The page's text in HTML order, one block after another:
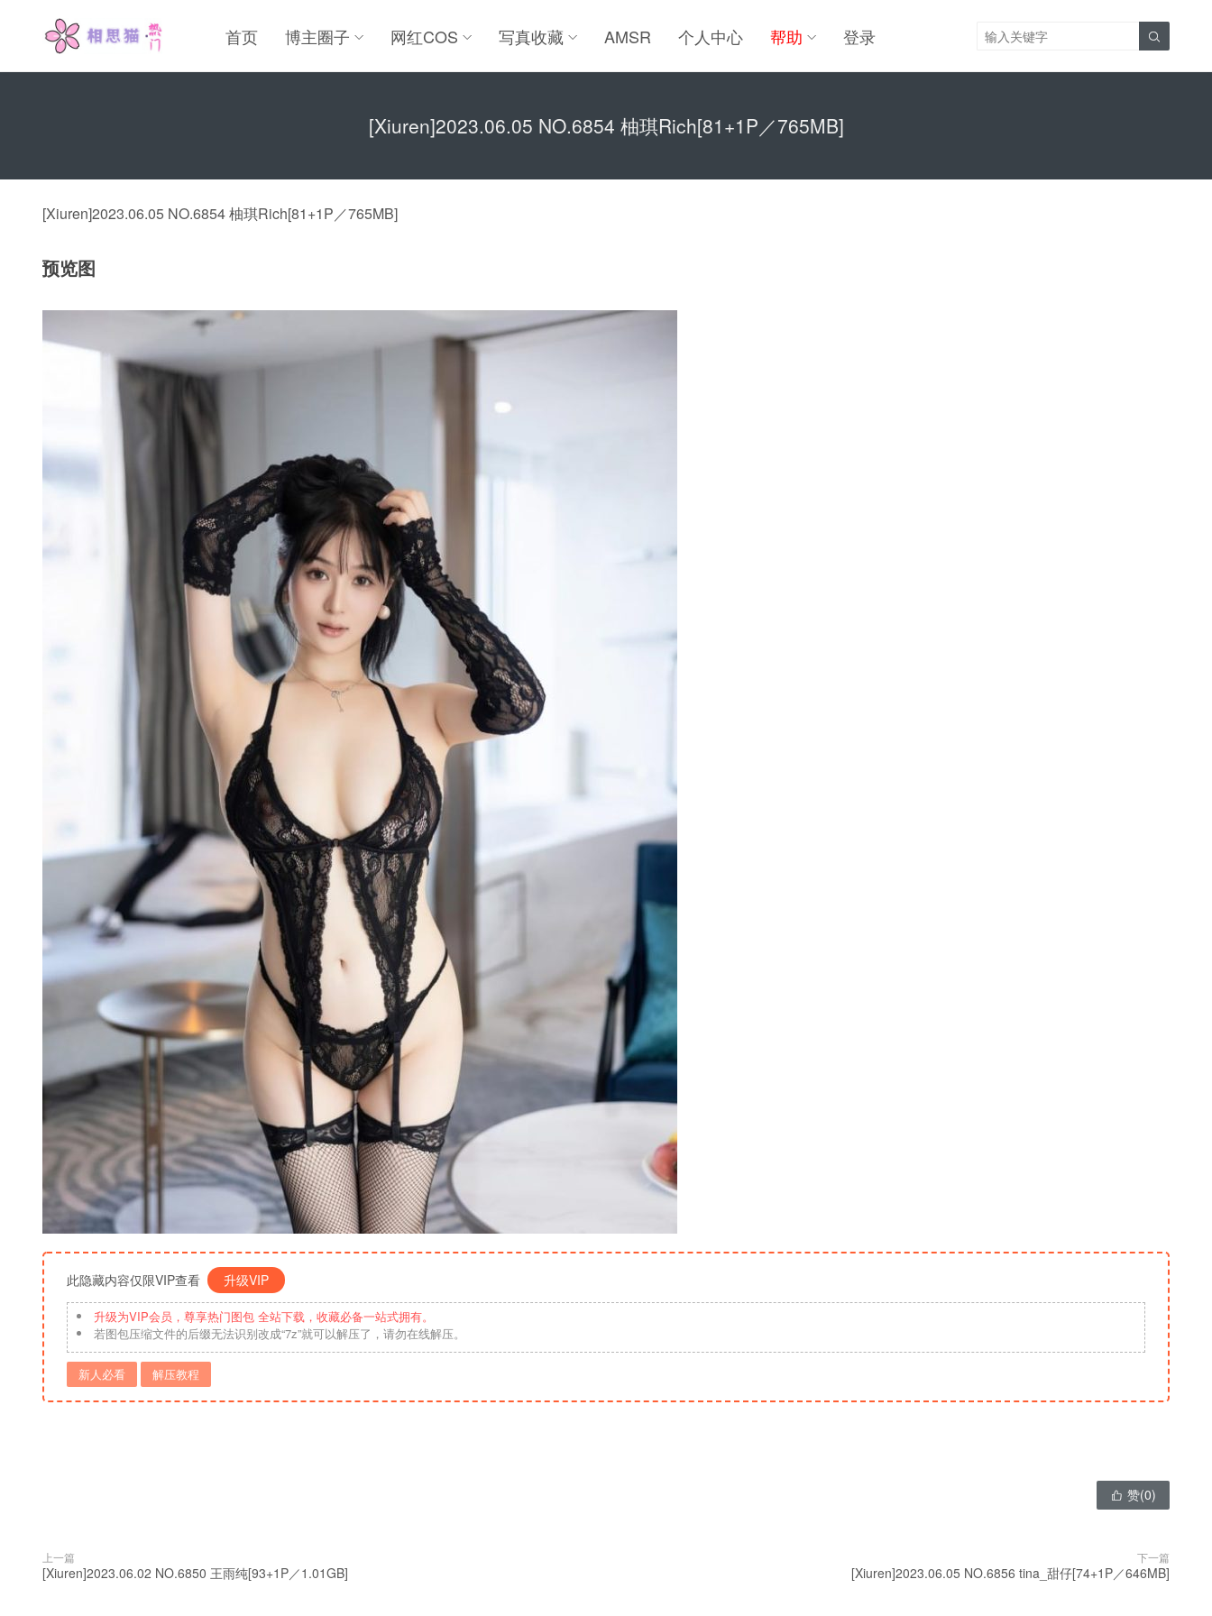
首页 博主圈子 网红COS 写真收藏 AMSR 个人中心 帮助 登录 
[Xiuren]2023.06.05 NO.6854 柚琪Rich[81+1P／765MB]
[Xiuren]2023.06.05 NO.6854 柚琪Rich[81+1P／765MB]
预览图
此隐藏内容仅限VIP查看 升级VIP
升级为VIP会员，尊享热门图包 全站下载，收藏必备一站式拥有。
若图包压缩文件的后缀无法识别改成“7z”就可以解压了，请勿在线解压。
新人必看 解压教程
 赞(0)
上一篇
[Xiuren]2023.06.02 NO.6850 王雨纯[93+1P／1.01GB]
下一篇
[Xiuren]2023.06.05 NO.6856 tina_甜仔[74+1P／646MB]